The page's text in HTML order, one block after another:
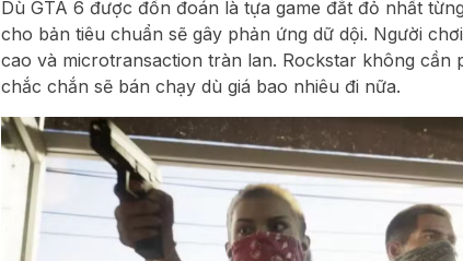
Dù GTA 6 được đồn đoán là tựa game đắt đỏ nhất
cho bản tiêu chuẩn sẽ gây phản ứng dữ dội. Người
cao và microtransaction tràn lan. Rockstar không cần
chắc chắn sẽ bán chạy dù giá bao nhiêu đi nữa.